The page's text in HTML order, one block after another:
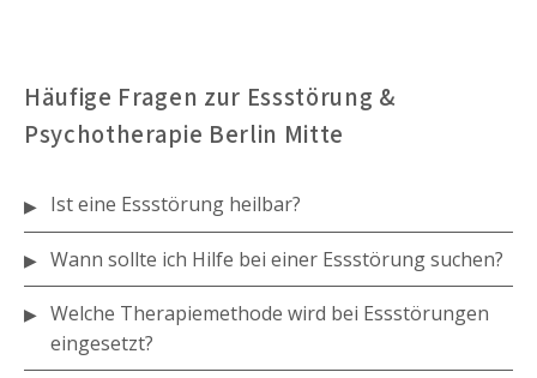
Häufige Fragen zur Essstörung &
Psychotherapie Berlin Mitte
Ist eine Essstörung heilbar?
Wann sollte ich Hilfe bei einer Essstörung suchen?
Welche Therapiemethode wird bei Essstörungen
eingesetzt?